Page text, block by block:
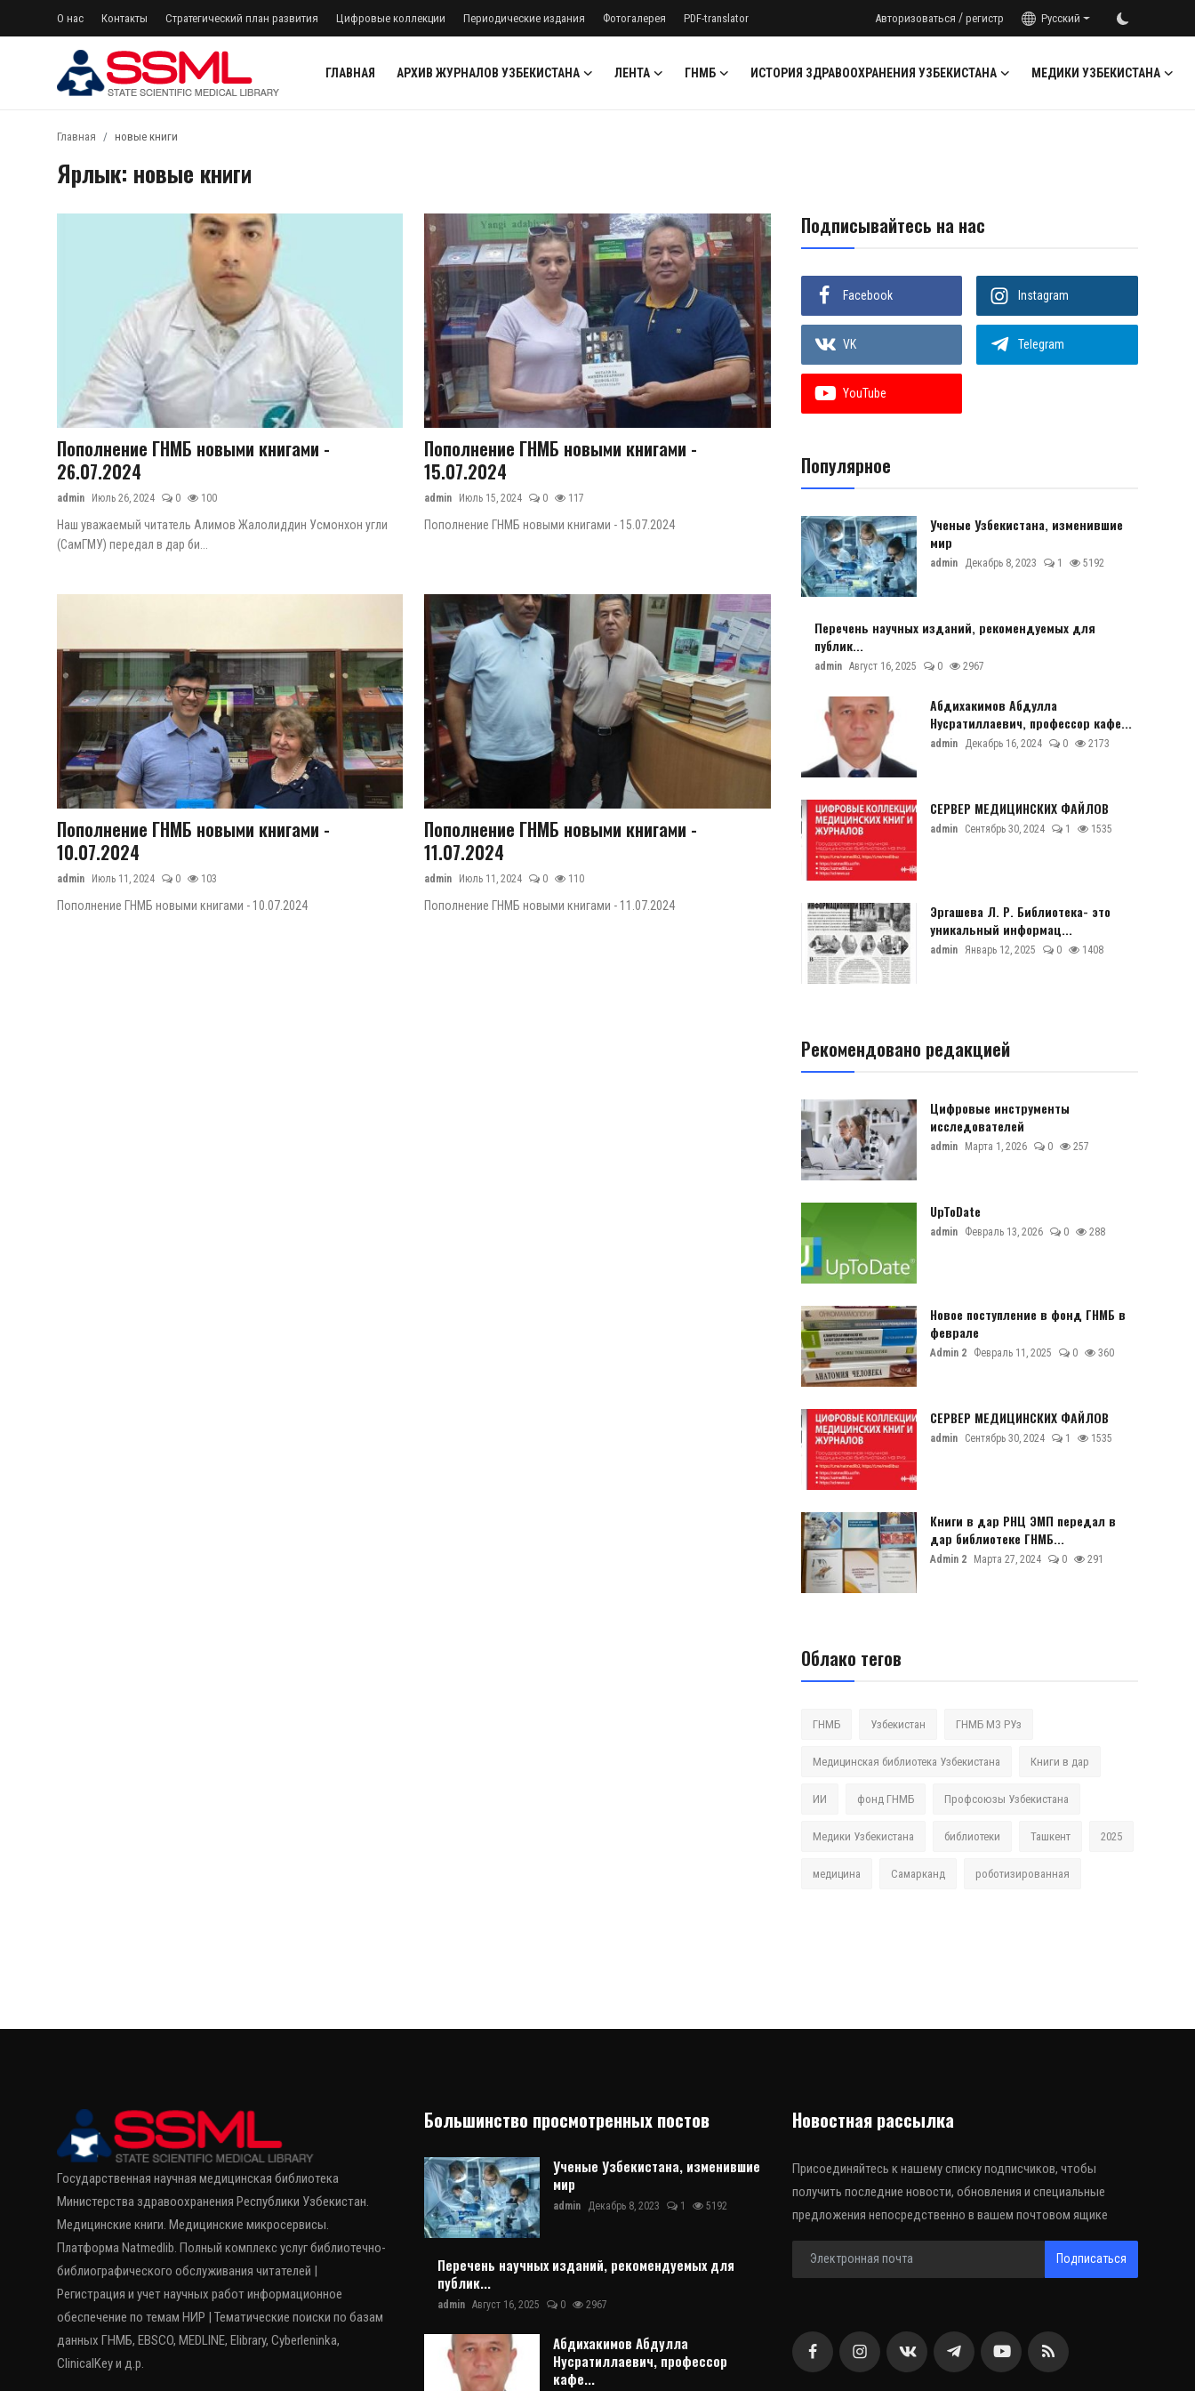
О нас Контакты Стратегический план развития Цифровые коллекции Периодические издания Фотогалерея PDF-translator Авторизоваться / регистр Русский
ГЛАВНАЯ АРХИВ ЖУРНАЛОВ УЗБЕКИСТАНА ЛЕНТА ГНМБ ИСТОРИЯ ЗДРАВООХРАНЕНИЯ УЗБЕКИСТАНА МЕДИКИ УЗБЕКИСТАНА
регистр
Стратегический план развития
Цифровые коллекции
История здравоохранения Узбекистана
Периодические издания
Фотогалерея
Медики Узбекистана
PDF-translator
Статистика
Проблемы Арала
Антикоррупция
Русский
Главная новые книги
Ярлык: новые книги
Пополнение ГНМБ новыми книгами -
26.07.2024
admin Июль 26, 2024 0 100
Наш уважаемый читатель Алимов Жалолиддин Усмонхон угли
(СамГМУ) передал в дар би...
Пополнение ГНМБ новыми книгами -
15.07.2024
admin Июль 15, 2024 0 117
Пополнение ГНМБ новыми книгами - 15.07.2024
Пополнение ГНМБ новыми книгами -
10.07.2024
admin Июль 11, 2024 0 103
Пополнение ГНМБ новыми книгами - 10.07.2024
Пополнение ГНМБ новыми книгами -
11.07.2024
admin Июль 11, 2024 0 110
Пополнение ГНМБ новыми книгами - 11.07.2024
Подписывайтесь на нас
Facebook Instagram
VK Telegram
YouTube
Популярное
Ученые Узбекистана, изменившие
мир
admin Декабрь 8, 2023 1 5192
Перечень научных изданий, рекомендуемых для
публик...
admin Август 16, 2025 0 2967
Абдихакимов Абдулла
Нусратиллаевич, профессор кафе...
admin Декабрь 16, 2024 0 2173
СЕРВЕР МЕДИЦИНСКИХ ФАЙЛОВ
admin Сентябрь 30, 2024 1 1535
Эргашева Л. Р. Библиотека- это
уникальный информац...
admin Январь 12, 2025 0 1408
Рекомендовано редакцией
Цифровые инструменты
исследователей
admin Марта 1, 2026 0 257
UpToDate
admin Февраль 13, 2026 0 288
Новое поступление в фонд ГНМБ в
феврале
Admin 2 Февраль 11, 2025 0 360
СЕРВЕР МЕДИЦИНСКИХ ФАЙЛОВ
admin Сентябрь 30, 2024 1 1535
Книги в дар РНЦ ЭМП передал в
дар библиотеке ГНМБ...
Admin 2 Марта 27, 2024 0 291
Облако тегов
ГНМБ Узбекистан ГНМБ МЗ РУз
Медицинская библиотека Узбекистана Книги в дар
ИИ фонд ГНМБ Профсоюзы Узбекистана
Медики Узбекистана библиотеки Ташкент 2025
медицина Самарканд роботизированная
Государственная научная медицинская библиотека
Министерства здравоохранения Республики Узбекистан.
Медицинские книги. Медицинские микросервисы.
Платформа Natmedlib. Полный комплекс услуг библиотечно-
библиографического обслуживания читателей |
Регистрация и учет научных работ информационное
обеспечение по темам НИР | Тематические поиски по базам
данных ГНМБ, EBSCO, MEDLINE, Elibrary, Cyberleninka,
ClinicalKey и д.р.
Большинство просмотренных постов
Ученые Узбекистана, изменившие
мир
admin Декабрь 8, 2023 1 5192
Перечень научных изданий, рекомендуемых для
публик...
admin Август 16, 2025 0 2967
Абдихакимов Абдулла
Нусратиллаевич, профессор
кафе...
Новостная рассылка
Присоединяйтесь к нашему списку подписчиков, чтобы
получить последние новости, обновления и специальные
предложения непосредственно в вашем почтовом ящике
Подписаться